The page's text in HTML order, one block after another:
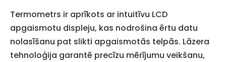
Termometrs ir aprīkots ar intuitīvu LCD
apgaismotu displeju, kas nodrošina ērtu datu
nolasīšanu pat slikti apgaismotās telpās. Lāzera
tehnoloģija garantē precīzu mērījumu veikšanu,